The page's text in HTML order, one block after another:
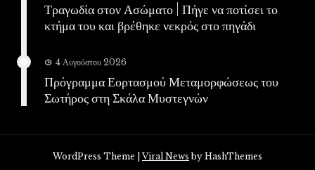
Τραγωδία στον Ασώματο | Πήγε να ποτίσει το
κτήμα του και βρέθηκε νεκρός στο πηγάδι
4 Αυγούστου 2026
Πρόγραμμα Εορτασμού Μεταμορφώσεως του
Σωτήρος στη Σκάλα Μυστεγνών
WordPress Theme |Viral News by HashThemes